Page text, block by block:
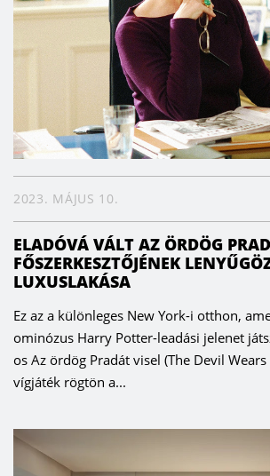
2023. MÁJUS 10.
ELADÓVÁ VÁLT AZ ÖRDÖG
FŐSZERKESZTŐJÉNEK
LUXUSLAKÁSA
Ez az a különleges New York-i otthon,
ominózus Harry Potter-leadási jelenet
os Az ördög Pradát visel (The Devil
vígjáték rögtön a...